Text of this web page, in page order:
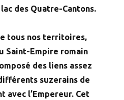
des Quatre-Cantons.
tous nos territoires,
Saint-Empire romain
des liens assez
suzerains de
avec l’Empereur. Cet